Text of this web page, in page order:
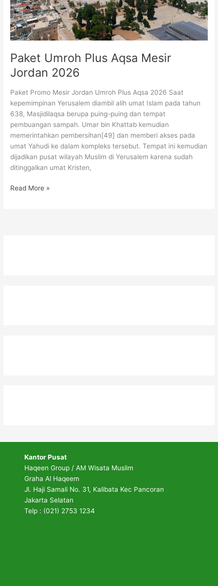
Paket Umroh Plus Aqsa Mesir
Jordan 2026
Paket Promo Mesir Jordan Umroh Plus Aqsa 2026 Saat
kepemimpinan Yerusalem diambil alih umat Islam pada tahun
638, Masjidilaqsa berupa puing-puing dan tempat
pembuangan sampah. Umar bin Khattab kemudian
memerintahkan pembersihan[49] dan memberi akses pada
umat Yahudi ke dalam kompleks tersebut. Tempat ini kemudian
dijadikan pusat wilayah Muslim di Yerusalem karena sudah
ditinggalkan umat Kristen,
Read More »
Kantor Pusat
Haqeen Group / AM Wisata Muslim
Graha Al Haqeem
Jl. Haji Samali No. 31, Kalibata Kec Pancoran
Jakarta Selatan
Telp : (021) 2753 1234